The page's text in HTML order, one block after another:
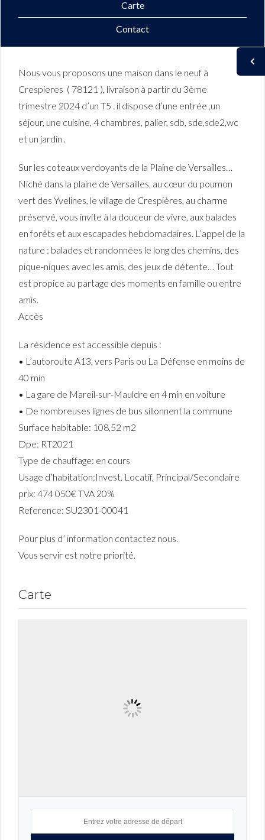
Carte
Contact
Nous vous proposons une maison dans le neuf à
Crespieres ( 78121 ), livraison à partir du 3ème
trimestre 2024 d’un T5 . il dispose d’une entrée ,un
séjour, une cuisine, 4 chambres, palier, sdb, sde,sde2,wc
et un jardin .
Sur les coteaux verdoyants de la Plaine de Versailles…
Niché dans la plaine de Versailles, au cœur du poumon
vert des Yvelines, le village de Crespières, au charme
préservé, vous invite à la douceur de vivre, aux balades
en forêts et aux escapades hebdomadaires. L’appel de la
nature : balades et randonnées le long des chemins, des
pique-niques avec les amis, des jeux de détente… Tout
est propice au partage des moments en famille ou entre
amis.
Accès
La résidence est accessible depuis :
• L’autoroute A13, vers Paris ou La Défense en moins de
40 min
• La gare de Mareil-sur-Mauldre en 4 min en voiture
• De nombreuses lignes de bus sillonnent la commune
Surface habitable: 108,52 m2
Dpe: RT2021
Type de chauffage: en cours
Usage d’habitation:Invest. Locatif, Principal/Secondaire
prix: 474 050€ TVA 20%
Reference: SU2301-00041
Pour plus d’ information contactez nous.
Vous servir est notre priorité.
Carte